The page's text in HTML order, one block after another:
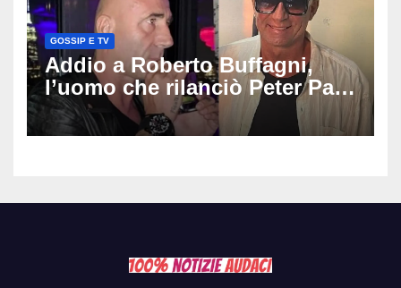
GOSSIP E TV
Addio a Roberto Buffagni,
l’uomo che rilanciò Peter Pan
e Villa delle Rose: aveva 59
anni